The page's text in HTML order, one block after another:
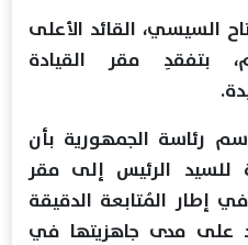
السيسي، القائد الأعلى
بتفقدِ مقر القيادة
رئاسة الجمهورية بأن
للسيد الرئيس إلى مقر
في إطار المُتابعة الدقيقة
على مدى جاهزيتها في